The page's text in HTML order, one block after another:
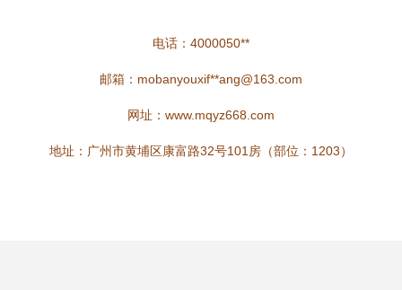
电话：4000050**
邮箱：mobanyouxif**ang@163.com
网址： www.mqyz668.com
地址：广州市黄埔区康富路32号101房（部位：1203）